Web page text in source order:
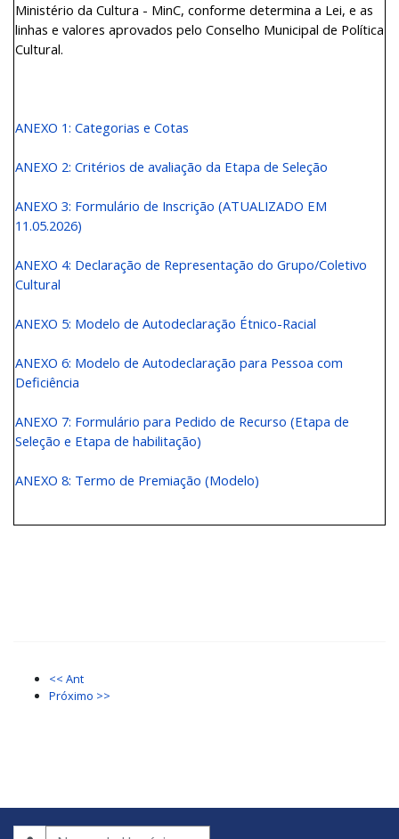
Ministério da Cultura - MinC, conforme determina a Lei, e as
linhas e valores aprovados pelo Conselho Municipal de Política
Cultural.
ANEXO 1: Categorias e Cotas
ANEXO 2: Critérios de avaliação da Etapa de Seleção
ANEXO 3: Formulário de Inscrição (ATUALIZADO EM
11.05.2026)
ANEXO 4: Declaração de Representação do Grupo/Coletivo
Cultural
ANEXO 5: Modelo de Autodeclaração Étnico-Racial
ANEXO 6: Modelo de Autodeclaração para Pessoa com
Deficiência
ANEXO 7: Formulário para Pedido de Recurso (Etapa de
Seleção e Etapa de habilitação)
ANEXO 8: Termo de Premiação (Modelo)
<< Ant
Próximo >>